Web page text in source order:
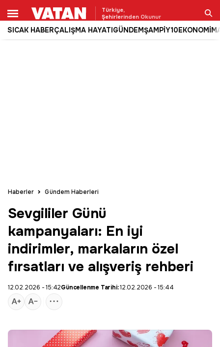
Türkiye,
Şehirlerinden Okunur
SICAK HABERÇALIŞMA HAYATIGÜNDEMŞAMPİY10EKONOMİ
Ara
Haberler Gündem Haberleri
Sevgililer Günü
kampanyaları: En iyi
indirimler, markaların özel
fırsatları ve alışveriş rehberi
12.02.2026 - 15:42Güncellenme Tarihi:12.02.2026 - 15:44